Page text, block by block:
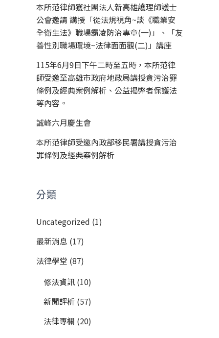
本所范律師獲社團法人新高雄護理師護士
公會邀請 講授「從法規視角~談《職業安
全衛生法》職場霸凌防治專章(一)」、「友
善性別職場環境~法律面面觀(二)」講座
115年6月9日下午二時至五時，本所范律
師受邀至高雄市政府地政局講授貪污治罪
條例及經典案例解析、公益揭弊者保護法
等內容。
誠峰六月慶生會
本所范律師受邀內政部移民署講授貪污治
罪條例及經典案例解析
分類
Uncategorized (1)
最新消息 (17)
法律學堂 (87)
修法資訊 (10)
新聞評析 (57)
法律專欄 (20)